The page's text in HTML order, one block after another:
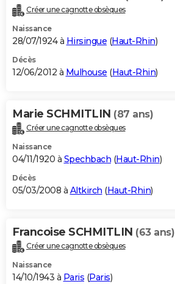
Créer une cagnotte obsèques
Naissance
28/07/1924 à Hirsingue (Haut-Rhin)
Décès
12/06/2012 à Mulhouse (Haut-Rhin)
Marie SCHMITLIN (87 ans)
Créer une cagnotte obsèques
Naissance
04/11/1920 à Spechbach (Haut-Rhin)
Décès
05/03/2008 à Altkirch (Haut-Rhin)
Francoise SCHMITLIN (63 ans)
Créer une cagnotte obsèques
Naissance
14/10/1943 à Paris (Paris)